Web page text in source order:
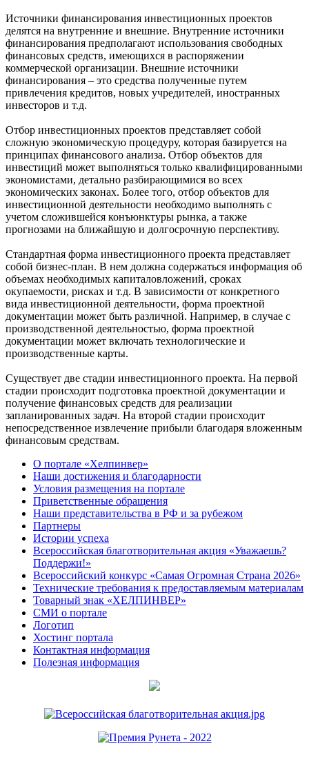
Источники финансирования инвестиционных проектов
делятся на внутренние и внешние. Внутренние источники
финансирования предполагают использования свободных
финансовых средств, имеющихся в распоряжении
коммерческой организации. Внешние источники
финансирования – это средства полученные путем
привлечения кредитов, новых учредителей, иностранных
инвесторов и т.д.
Отбор инвестиционных проектов представляет собой
сложную экономическую процедуру, которая базируется на
принципах финансового анализа. Отбор объектов для
инвестиций может выполняться только квалифицированными
экономистами, детально разбирающимися во всех
экономических законах. Более того, отбор объектов для
инвестиционной деятельности необходимо выполнять с
учетом сложившейся конъюнктуры рынка, а также
прогнозами на ближайшую и долгосрочную перспективу.
Стандартная форма инвестиционного проекта представляет
собой бизнес-план. В нем должна содержаться информация об
объемах необходимых капиталовложений, сроках
окупаемости, рисках и т.д. В зависимости от конкретного
вида инвестиционной деятельности, форма проектной
документации может быть различной. Например, в случае с
производственной деятельностью, форма проектной
документации может включать технологические и
производственные карты.
Существует две стадии инвестиционного проекта. На первой
стадии происходит подготовка проектной документации и
получение финансовых средств для реализации
запланированных задач. На второй стадии происходит
непосредственное извлечение прибыли благодаря вложенным
финансовым средствам.
О портале «Хелпинвер»
Наши достижения и благодарности
Условия размещения на портале
Приветственные обращения
Наши представительства в РФ и за рубежом
Партнеры
Истории успеха
Всероссийская благотворительная акция «Уважаешь?
Поддержи!»
Всероссийский конкурс «Самая Огромная Страна 2026»
Технические требования к предоставляемым материалам
Товарный знак «ХЕЛПИНВЕР»
СМИ о портале
Логотип
Хостинг портала
Контактная информация
Полезная информация